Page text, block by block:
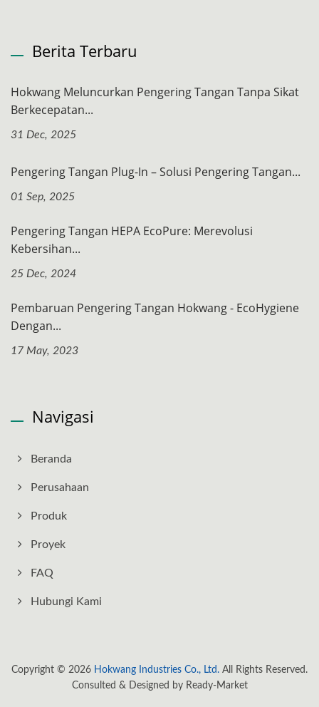
Berita Terbaru
Hokwang Meluncurkan Pengering Tangan Tanpa Sikat
Berkecepatan...
31 Dec, 2025
Pengering Tangan Plug-In – Solusi Pengering Tangan...
01 Sep, 2025
Pengering Tangan HEPA EcoPure: Merevolusi
Kebersihan...
25 Dec, 2024
Pembaruan Pengering Tangan Hokwang - EcoHygiene
Dengan...
17 May, 2023
Navigasi
Beranda
Perusahaan
Produk
Proyek
FAQ
Hubungi Kami
Copyright © 2026 Hokwang Industries Co., Ltd. All Rights Reserved.
Consulted & Designed by Ready-Market